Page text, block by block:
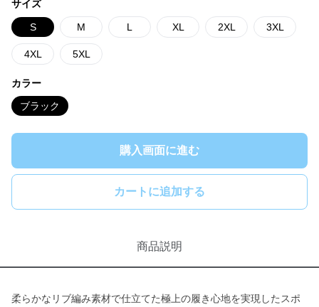
サイズ
S M L XL 2XL 3XL
4XL 5XL
カラー
ブラック
購入画面に進む
カートに追加する
商品説明
柔らかなリブ編み素材で仕立てた極上の履き心地を実現したスポ